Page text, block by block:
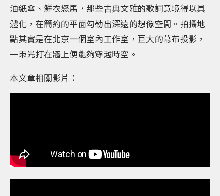
油紙傘、鮮衣怒馬，那些古典文雅的歌詞意境得以具
體化，在簡約的平面勾勒出深遠的想像空間。拍攝地
點其實是在北京一個室內工作室，巨大的幕布投影，
一束光打在牆上便能夠穿越時空。
本文章相關影片：